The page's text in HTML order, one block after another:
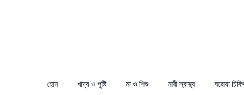
হোম খাদ্য ও পুষ্টি মা ও শিশু নারী স্বাস্থ্য ঘরোয়া